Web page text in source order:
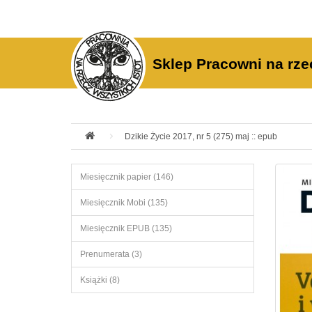
Sklep Pracowni na
Dzikie Życie 2017, nr 5 (275) maj :: epub
Miesięcznik papier (146)
Miesięcznik Mobi (135)
Miesięcznik EPUB (135)
Prenumerata (3)
Książki (8)